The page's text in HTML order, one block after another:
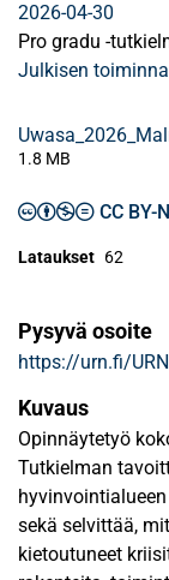
2026-04-30
Pro gradu -
Julkisen
1.8 MB
CC BY-
Lataukset 62
Pysyvä osoite
https://urn.fi/
Kuvaus
Opinnäytetyö
Tutkielman
sekä selvittää,
kietoutuneet